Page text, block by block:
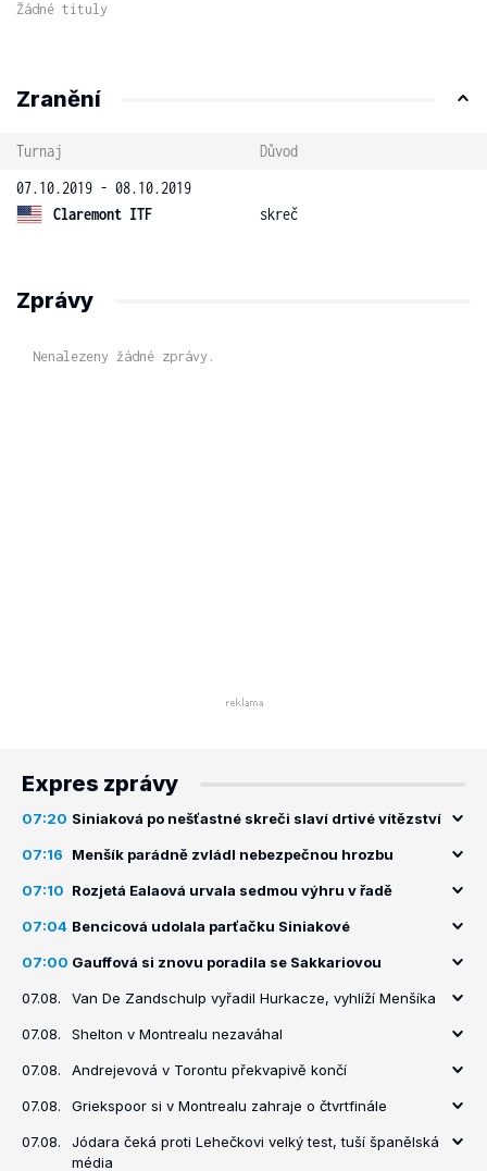
Žádné tituly
Zranění
Turnaj
Důvod
07.10.2019 - 08.10.2019
Claremont ITF
skreč
Zprávy
Nenalezeny žádné zprávy.
Expres zprávy
07:20 Siniaková po nešťastné skreči slaví drtivé vítězství
07:16 Menšík parádně zvládl nebezpečnou hrozbu
07:10 Rozjetá Ealaová urvala sedmou výhru v řadě
07:04 Bencicová udolala parťačku Siniakové
07:00 Gauffová si znovu poradila se Sakkariovou
07.08. Van De Zandschulp vyřadil Hurkacze, vyhlíží Menšíka
07.08. Shelton v Montrealu nezaváhal
07.08. Andrejevová v Torontu překvapivě končí
07.08. Griekspoor si v Montrealu zahraje o čtvrtfinále
07.08.
Jódara čeká proti Lehečkovi velký test, tuší španělská
média